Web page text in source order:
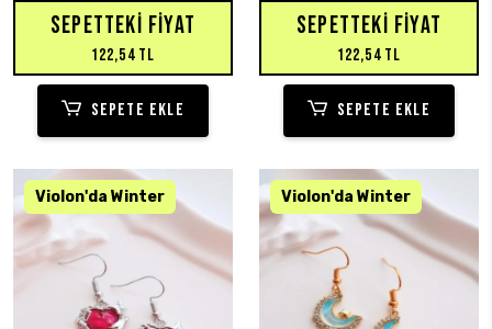
SEPETTEKI FIYAT
122,54 TL
SEPETE EKLE
SEPETTEKI FIYAT
122,54 TL
SEPETE EKLE